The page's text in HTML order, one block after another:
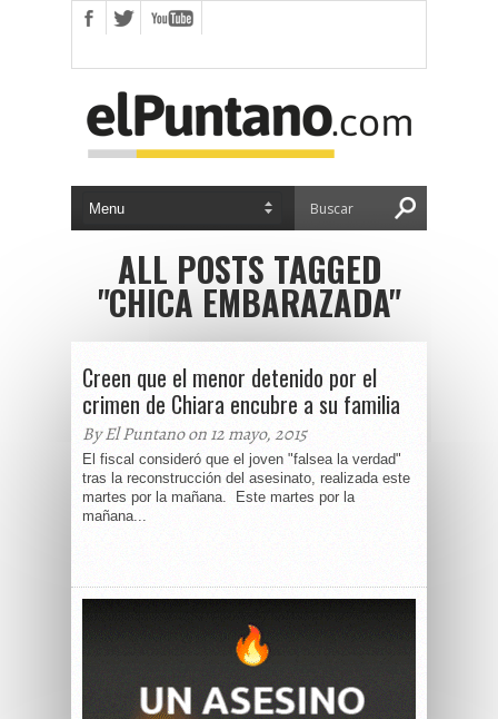
ALL POSTS TAGGED
"CHICA EMBARAZADA"
Creen que el menor detenido por el
crimen de Chiara encubre a su familia
By El Puntano on 12 mayo, 2015
El fiscal consideró que el joven "falsea la verdad"
tras la reconstrucción del asesinato, realizada este
martes por la mañana. Este martes por la
mañana...